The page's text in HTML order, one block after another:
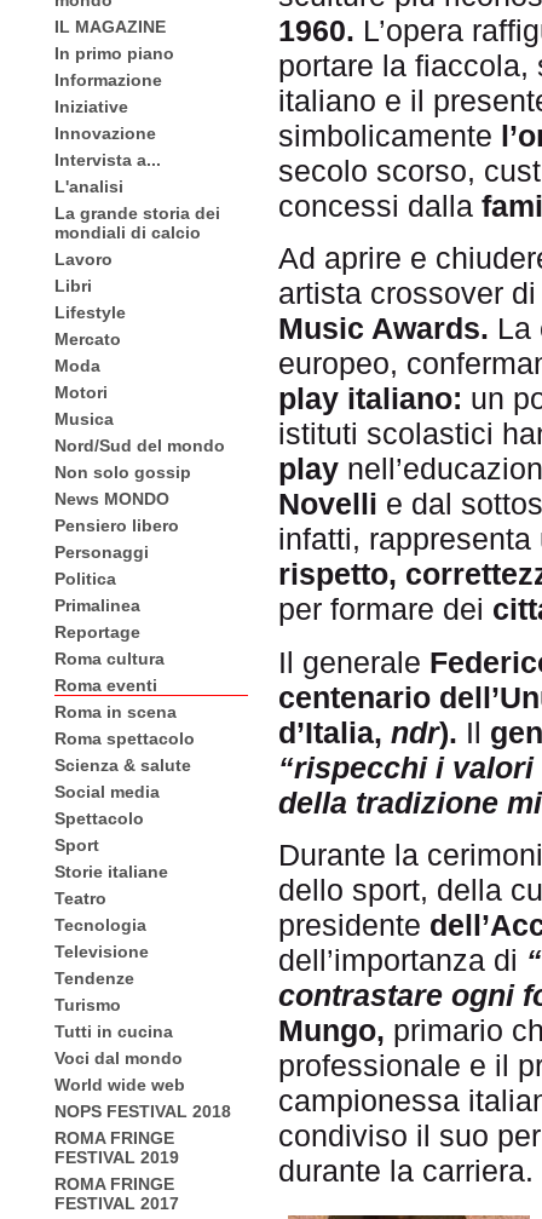
IL MAGAZINE
In primo piano
Informazione
Iniziative
Innovazione
Intervista a...
L'analisi
La grande storia dei
mondiali di calcio
Lavoro
Libri
Lifestyle
Mercato
Moda
Motori
Musica
Nord/Sud del mondo
Non solo gossip
News MONDO
Pensiero libero
Personaggi
Politica
Primalinea
Reportage
Roma cultura
Roma eventi
Roma in scena
Roma spettacolo
Scienza & salute
Social media
Spettacolo
Sport
Storie italiane
Teatro
Tecnologia
Televisione
Tendenze
Turismo
Tutti in cucina
Voci dal mondo
World wide web
NOPS FESTIVAL 2018
ROMA FRINGE
FESTIVAL 2019
ROMA FRINGE
FESTIVAL 2017
1960. L’opera
portare la fiaccola,
italiano e il
simbolicamente
secolo scorso,
concessi dalla
Ad aprire e
artista crossover
Music Awards. La
europeo,
play italiano: un
istituti scolastici
play
Novelli e dal
infatti,
rispetto,
per formare dei
Il generale
centenario
d’Italia, ndr). Il
“rispecchi i
della tradizione
Durante la
dello sport, della
presidente
dell’importanza di
contrastare ogni
Mungo, primario
professionale e il
campionessa
condiviso il suo
durante la carriera.